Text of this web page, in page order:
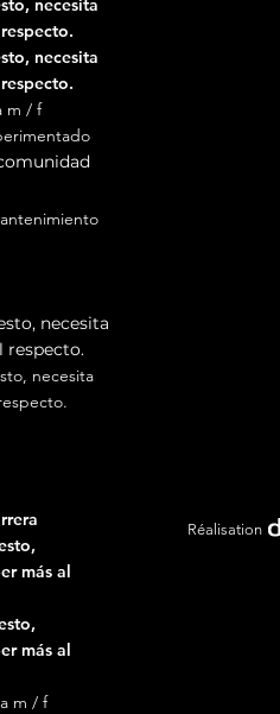
necesita
necesita
m / f
necesita
respecto.
necesita
más al
más al
m / f
Réalisation